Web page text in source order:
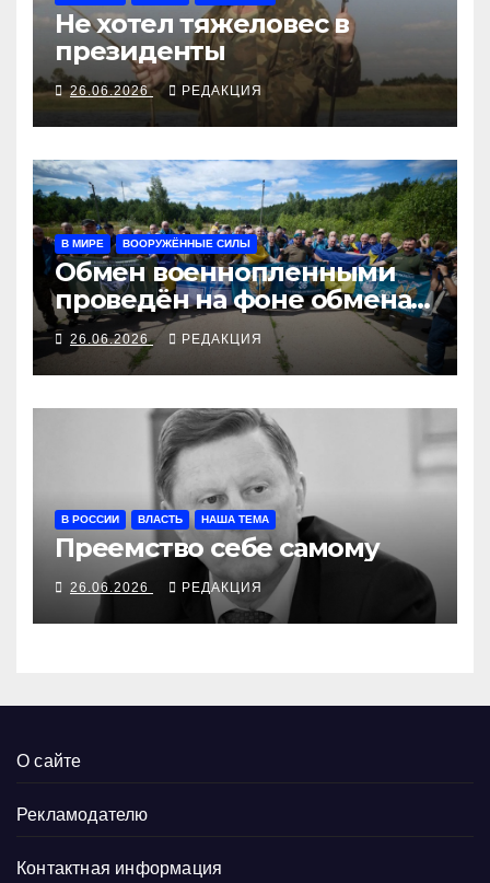
Не хотел тяжеловес в
президенты
26.06.2026 РЕДАКЦИЯ
В МИРЕ ВООРУЖЁННЫЕ СИЛЫ
Обмен военнопленными
проведён на фоне обмена
ударами в воздухе и на ЛБС
26.06.2026 РЕДАКЦИЯ
В РОССИИ ВЛАСТЬ НАША ТЕМА
Преемство себе самому
26.06.2026 РЕДАКЦИЯ
О сайте
Рекламодателю
Контактная информация